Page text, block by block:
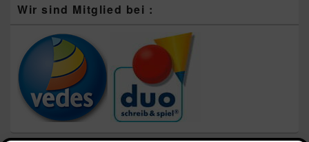
Wir sind Mitglied bei :